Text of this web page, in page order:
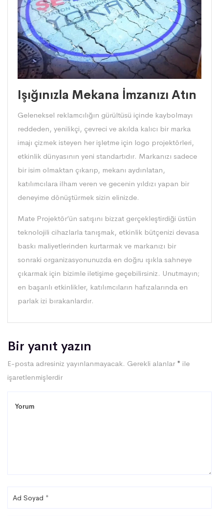
Işığınızla Mekana İmzanızı Atın
Geleneksel reklamcılığın gürültüsü içinde kaybolmayı
reddeden, yenilikçi, çevreci ve akılda kalıcı bir marka
imajı çizmek isteyen her işletme için logo projektörleri,
etkinlik dünyasının yeni standartıdır. Markanızı sadece
bir isim olmaktan çıkarıp, mekanı aydınlatan,
katılımcılara ilham veren ve gecenin yıldızı yapan bir
deneyime dönüştürmek sizin elinizde.
Mate Projektör’ün satışını bizzat gerçekleştirdiği üstün
teknolojili cihazlarla tanışmak, etkinlik bütçenizi devasa
baskı maliyetlerinden kurtarmak ve markanızı bir
sonraki organizasyonunuzda en doğru ışıkla sahneye
çıkarmak için bizimle iletişime geçebilirsiniz. Unutmayın;
en başarılı etkinlikler, katılımcıların hafızalarında en
parlak izi bırakanlardır.
Bir yanıt yazın
E-posta adresiniz yayınlanmayacak. Gerekli alanlar * ile
işaretlenmişlerdir